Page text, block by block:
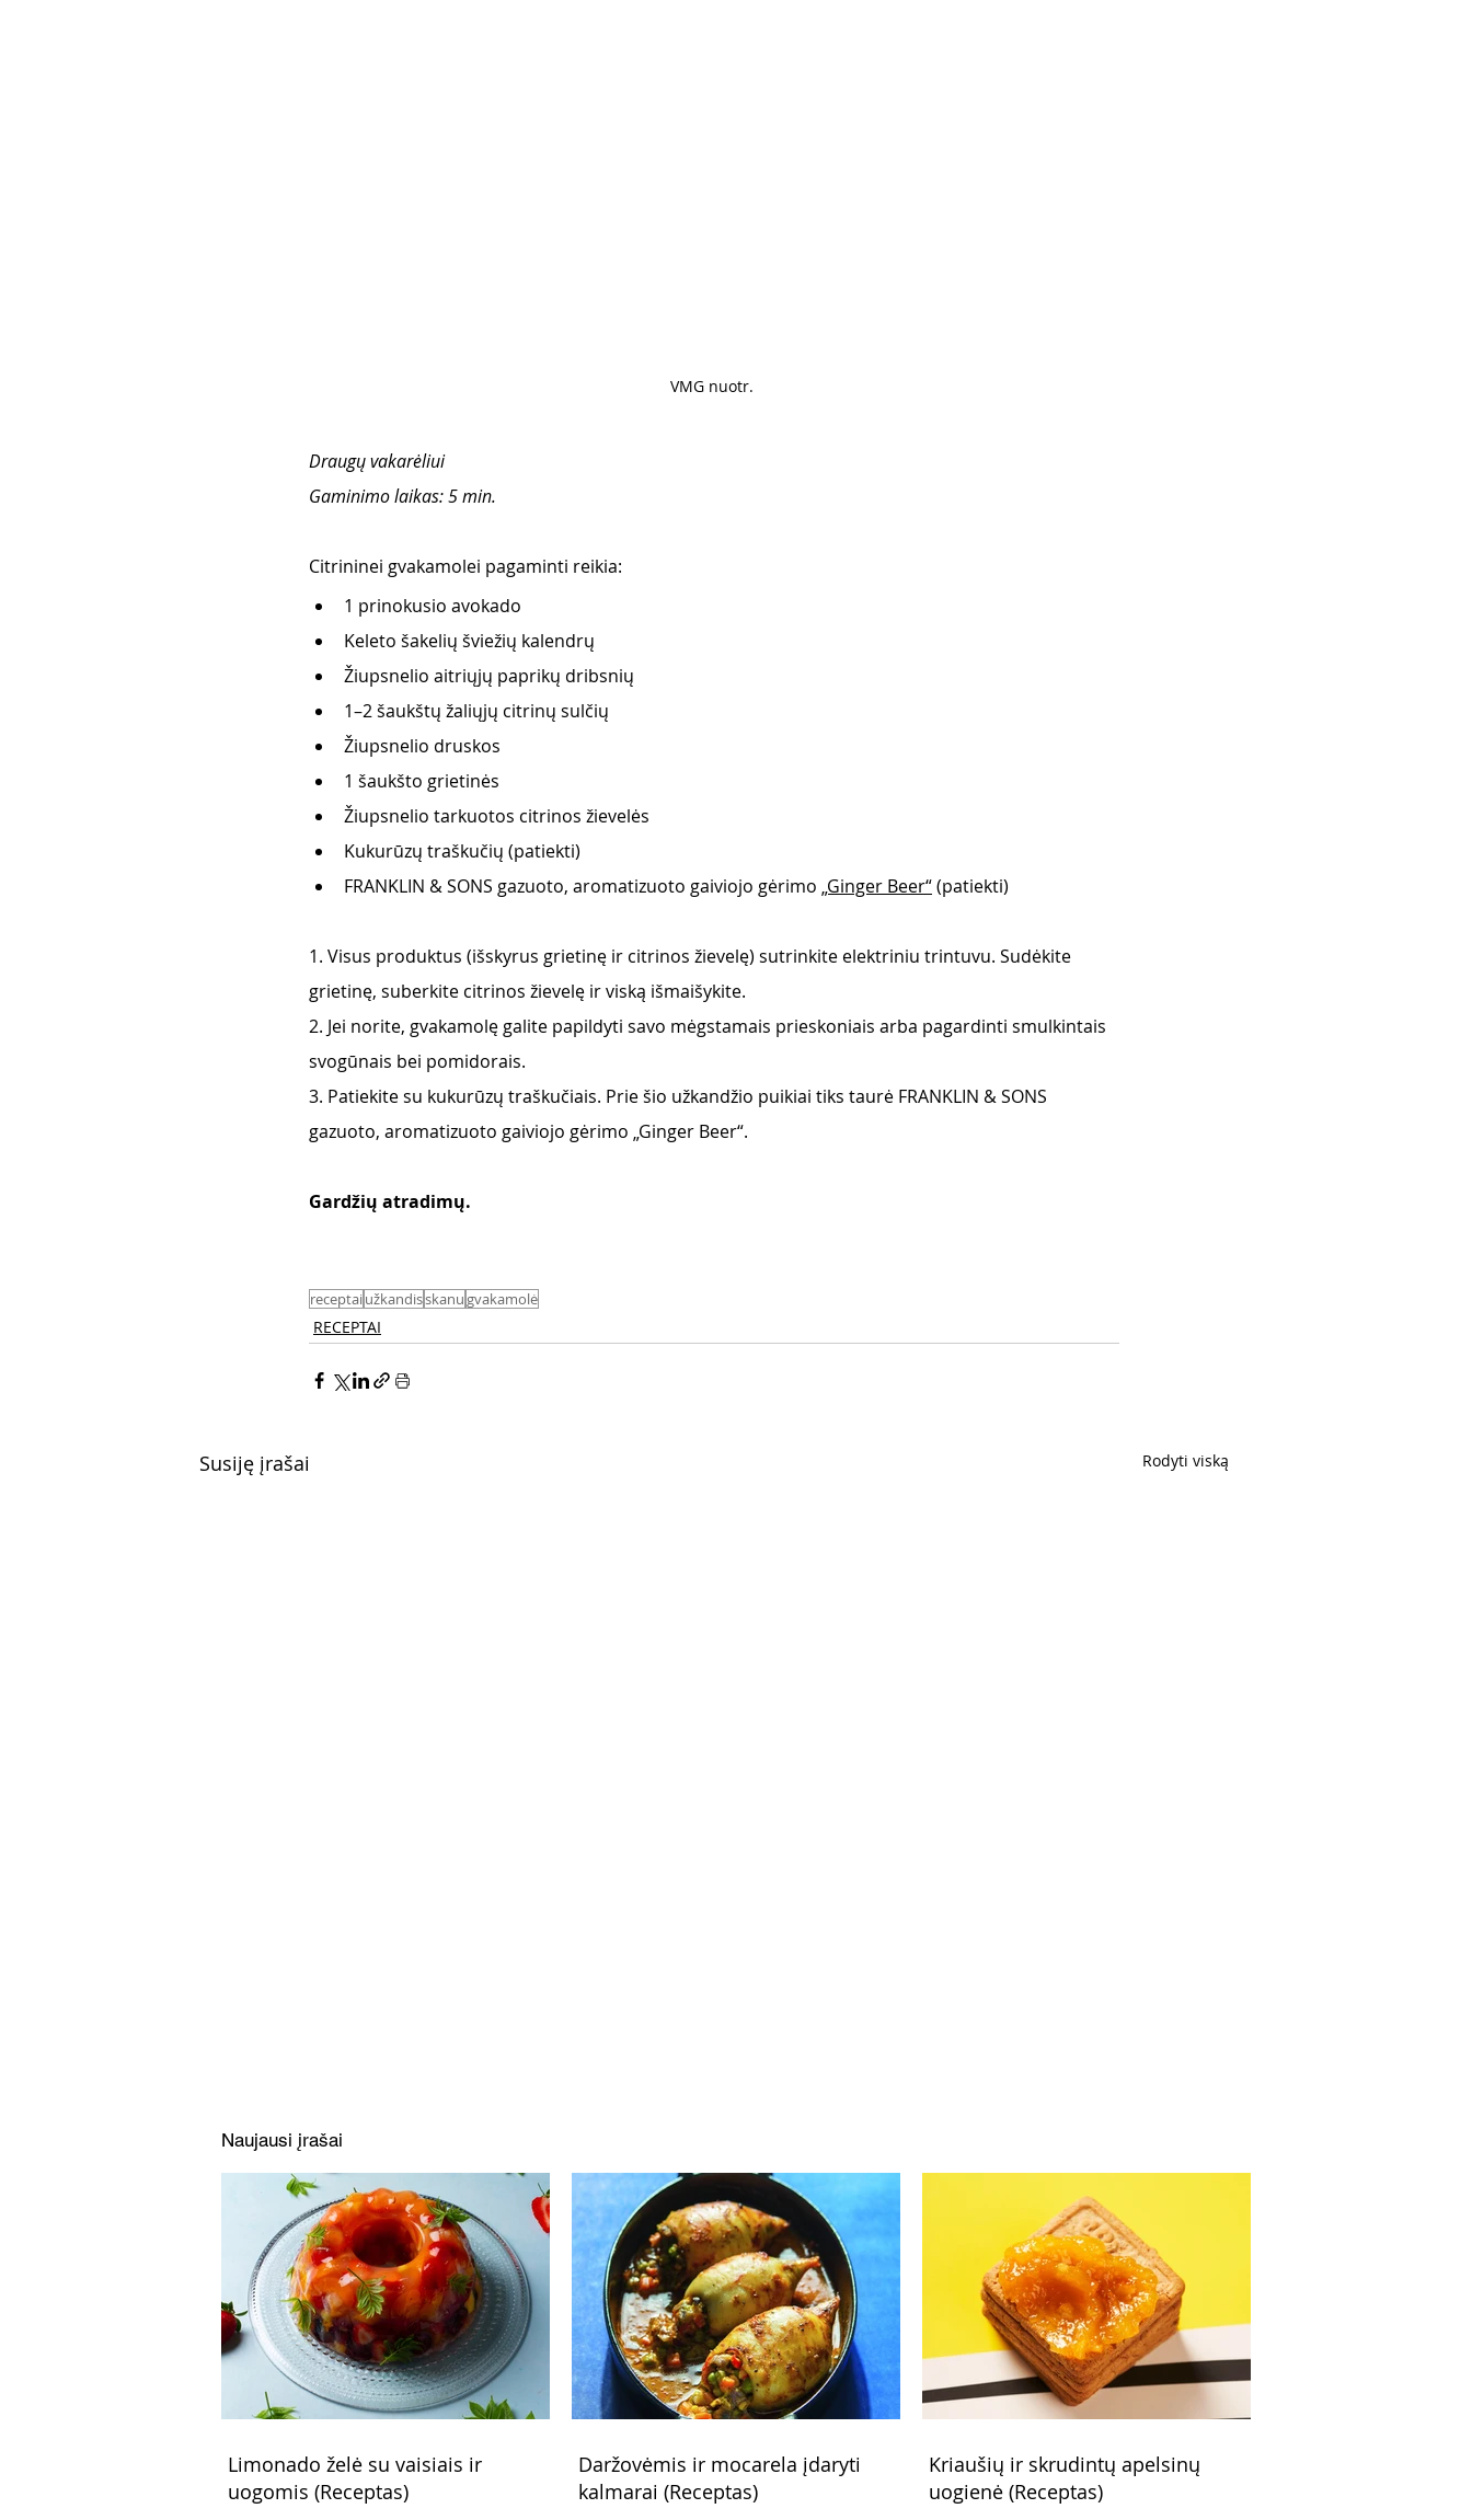
VMG nuotr.
Draugų vakarėliui
Gaminimo laikas: 5 min.
Citrininei gvakamolei pagaminti reikia:
1 prinokusio avokado
Keleto šakelių šviežių kalendrų
Žiupsnelio aitriųjų paprikų dribsnių
1–2 šaukštų žaliųjų citrinų sulčių
Žiupsnelio druskos
1 šaukšto grietinės
Žiupsnelio tarkuotos citrinos žievelės
Kukurūzų traškučių (patiekti)
FRANKLIN & SONS gazuoto, aromatizuoto gaiviojo gėrimo „Ginger Beer“ (patiekti)
1. Visus produktus (išskyrus grietinę ir citrinos žievelę) sutrinkite elektriniu trintuvu. Sudėkite
grietinę, suberkite citrinos žievelę ir viską išmaišykite.
2. Jei norite, gvakamolę galite papildyti savo mėgstamais prieskoniais arba pagardinti smulkintais
svogūnais bei pomidorais.
3. Patiekite su kukurūzų traškučiais. Prie šio užkandžio puikiai tiks taurė FRANKLIN & SONS
gazuoto, aromatizuoto gaiviojo gėrimo „Ginger Beer“.
Gardžių atradimų.
receptaiužkandisskanugvakamolė
RECEPTAI
Susiję įrašai Rodyti viską
Naujausi įrašai
Limonado želė su vaisiais ir
uogomis (Receptas)
Daržovėmis ir mocarela įdaryti
kalmarai (Receptas)
Kriaušių ir skrudintų apelsinų
uogienė (Receptas)